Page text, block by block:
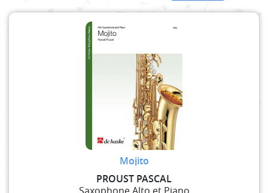
Mojito
PROUST PASCAL